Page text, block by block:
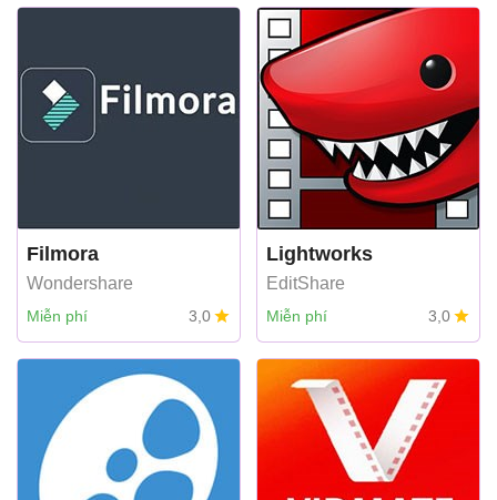
Filmora
Wondershare
Miễn phí 3,0
Lightworks
EditShare
Miễn phí 3,0